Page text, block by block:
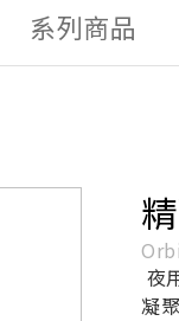
系列商品
夜
凝